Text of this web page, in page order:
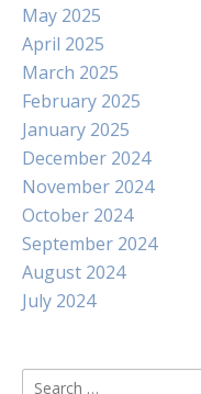
May 2025
April 2025
March 2025
February 2025
January 2025
December 2024
November 2024
October 2024
September 2024
August 2024
July 2024
Search